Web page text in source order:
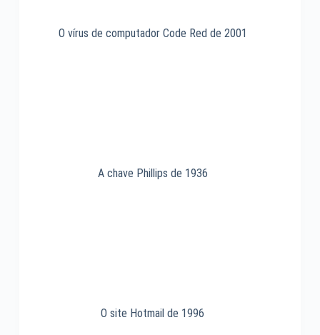
O vírus de computador Code Red de 2001
A chave Phillips de 1936
O site Hotmail de 1996